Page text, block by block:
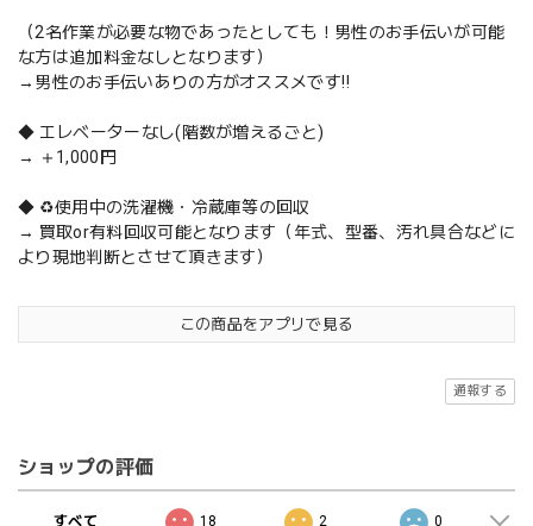
（2名作業が必要な物であったとしても！男性のお手伝いが可能
な方は追加料金なしとなります）
→男性のお手伝いありの方がオススメです‼️
◆ エレベーターなし(階数が増えるごと)
→ ＋1,000円
◆ ♻️使用中の洗濯機・冷蔵庫等の回収
→ 買取or有料回収可能となります（年式、型番、汚れ具合などに
より現地判断とさせて頂きます）
この商品をアプリで見る
通報する
ショップの評価
すべて 18 2 0